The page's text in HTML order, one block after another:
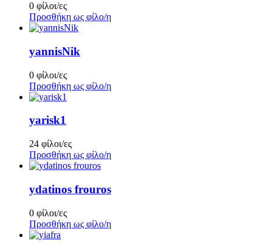
0 φίλοι/ες
Προσθήκη ως φίλο/η
yannisNik
0 φίλοι/ες
Προσθήκη ως φίλο/η
yarisk1
24 φίλοι/ες
Προσθήκη ως φίλο/η
ydatinos frouros
0 φίλοι/ες
Προσθήκη ως φίλο/η